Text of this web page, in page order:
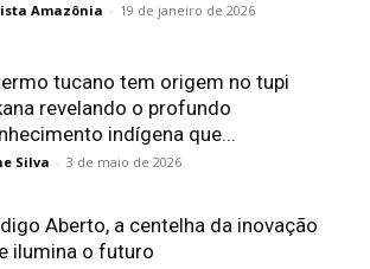
Amazônia - 19 de janeiro de 2026
tucano tem origem no tupi
revelando o profundo
indígena que...
Silva - 3 de maio de 2026
Aberto, a centelha da inovação
ilumina o futuro